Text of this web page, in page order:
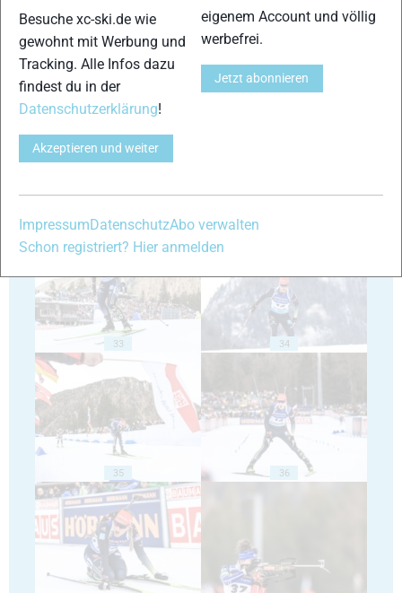
29 30
33 34
35 36
Besuche xc-ski.de wie
gewohnt mit Werbung und
Tracking. Alle Infos dazu
findest du in der
Datenschutzerklärung!
Akzeptieren und weiter
eigenem Account und völlig
werbefrei.
Jetzt abonnieren
ImpressumDatenschutzAbo verwalten
Schon registriert? Hier anmelden